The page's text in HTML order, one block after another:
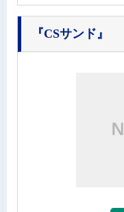
『CSサンド』